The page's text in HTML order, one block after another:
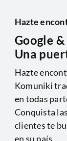
Hazte
Google &
Una
Hazte
Komuniki
en todas
Conquista
clientes te
en su país.